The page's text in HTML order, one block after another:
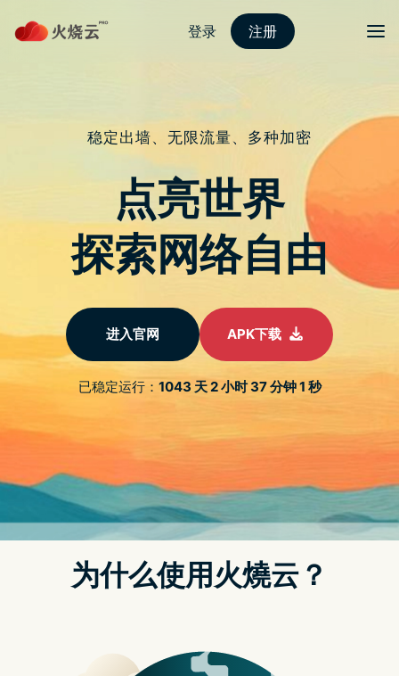
至
正
文 protonvpn下载
iPhone 16 系列不会再有 Touch ID
近日忽然有传 Touch ID 会在 iPhone 16 复活（像 iPad Air 那种
透过电源按钮作指纹辨识器）。据一位在微博上的「手机晶片达
人」所述，Apple iPhone 16 系列将不会重新引入 Touch ID 指
「手机晶片达人」在过去常分享有关 Apple 计画的消息，在近期
的贴文中解释，原本用於生产 iPhone Touch ID 所需晶片的大部
分设备现已「永久关闭」，目前仅剩的单位用於生产第三代
iPhone SE。这表明 Apple 没有计画在短期内将 Touch ID 复活
的计划。有报导还指出，第四代 iPhone SE 将配备 Face ID，取
代目前仍使用 Touch ID 的最後一款 iPhone 型号。
虽然旧式 Touch ID 可能不会再出现，但Apple 正在研发萤幕下
指纹辨识技术，预计将於 2026 年左右推出。
相关文章